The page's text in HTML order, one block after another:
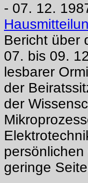
- 07. 12.
Bericht über
07. bis 09.
lesbarer
der
der
geringe